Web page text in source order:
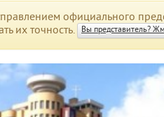
официального
их точность. Вы представитель?